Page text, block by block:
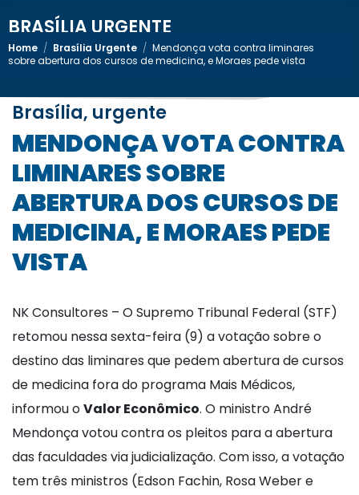
BRASÍLIA URGENTE
Home / Brasília Urgente / Mendonça vota contra liminares
sobre abertura dos cursos de medicina, e Moraes pede vista
Brasília, urgente
MENDONÇA VOTA CONTRA
LIMINARES SOBRE
ABERTURA DOS CURSOS DE
MEDICINA, E MORAES PEDE
VISTA
NK Consultores – O Supremo Tribunal Federal (STF)
retomou nessa sexta-feira (9) a votação sobre o
destino das liminares que pedem abertura de cursos
de medicina fora do programa Mais Médicos,
informou oValor Econômico. O ministro André
Mendonça votou contra os pleitos para a abertura
das faculdades via judicialização. Com isso, a votação
tem três ministros (Edson Fachin, Rosa Weber e